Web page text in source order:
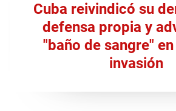
Cuba reivindicó su
defensa propia y
"baño de sangre"
invasión